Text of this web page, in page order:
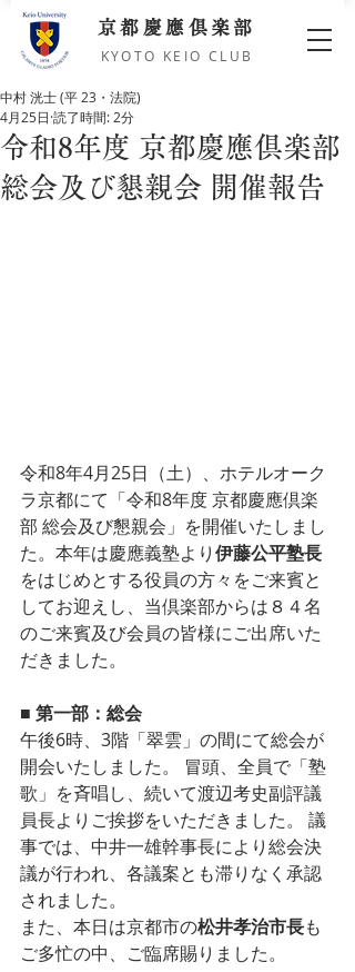
京都慶應倶楽部
KYOTO KEIO CLUB
令和8年度 京都慶應倶楽部
総会及び懇親会 開催報告
中村 洸士 (平 23・法院)
4月25日 読了時間: 2分
令和8年4月25日（土）、ホテルオーク
ラ京都にて「令和8年度 京都慶應倶楽
部 総会及び懇親会」を開催いたしまし
た。本年は慶應義塾より伊藤公平塾長
をはじめとする役員の方々をご来賓と
してお迎えし、当倶楽部からは８４名
のご来賓及び会員の皆様にご出席いた
だきました。
■ 第一部：総会
午後6時、3階「翠雲」の間にて総会が
開会いたしました。 冒頭、全員で「塾
歌」を斉唱し、続いて渡辺考史副評議
員長よりご挨拶をいただきました。 議
事では、中井一雄幹事長により総会決
議が行われ、各議案とも滞りなく承認
されました。
また、本日は京都市の松井孝治市長も
ご多忙の中、ご臨席賜りました。